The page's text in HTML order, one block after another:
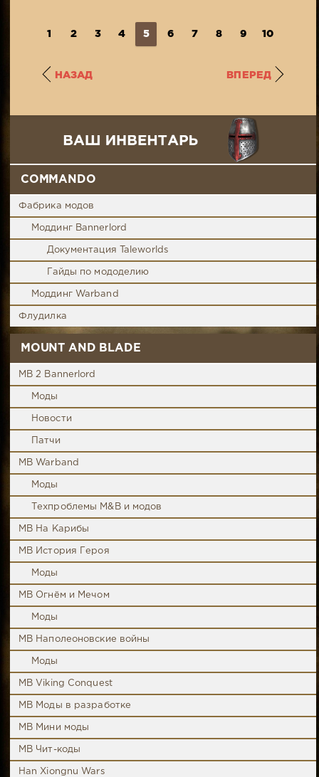
1 2 3 4 5 6 7 8 9 10
НАЗАД ВПЕРЕД
COMMANDO
Фабрика модов
Моддинг Bannerlord
Документация Taleworlds
Гайды по мододелию
Моддинг Warband
Флудилка
MOUNT AND BLADE
MB 2 Bannerlord
Моды
Новости
Патчи
MB Warband
Моды
Техпроблемы M&B и модов
MB На Карибы
MB История Героя
Моды
MB Огнём и Мечом
Моды
MB Наполеоновские войны
Моды
MB Viking Conquest
MB Моды в разработке
MB Мини моды
MB Чит-коды
Han Xiongnu Wars